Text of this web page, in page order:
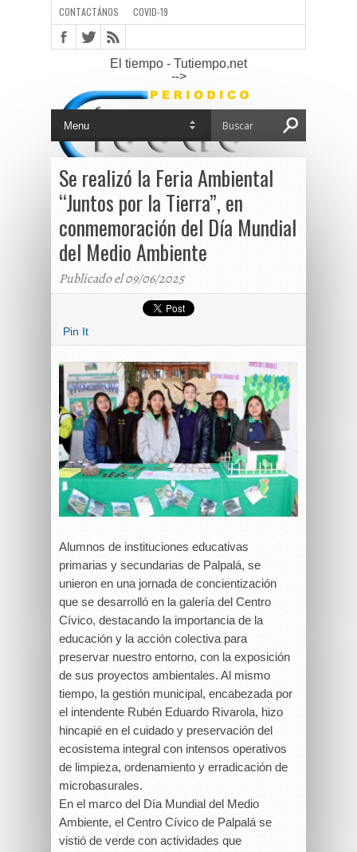
CONTACTÁNOS COVID-19
El tiempo - Tutiempo.net
-->
Se realizó la Feria Ambiental
“Juntos por la Tierra”, en
conmemoración del Día Mundial
del Medio Ambiente
Publicado el 09/06/2025
Pin It
Alumnos de instituciones educativas
primarias y secundarias de Palpalá, se
unieron en una jornada de concientización
que se desarrolló en la galería del Centro
Cívico, destacando la importancia de la
educación y la acción colectiva para
preservar nuestro entorno, con la exposición
de sus proyectos ambientales. Al mismo
tiempo, la gestión municipal, encabezada por
el intendente Rubén Eduardo Rivarola, hizo
hincapié en el cuidado y preservación del
ecosistema integral con intensos operativos
de limpieza, ordenamiento y erradicación de
microbasurales.
En el marco del Día Mundial del Medio
Ambiente, el Centro Cívico de Palpalá se
vistió de verde con actividades que